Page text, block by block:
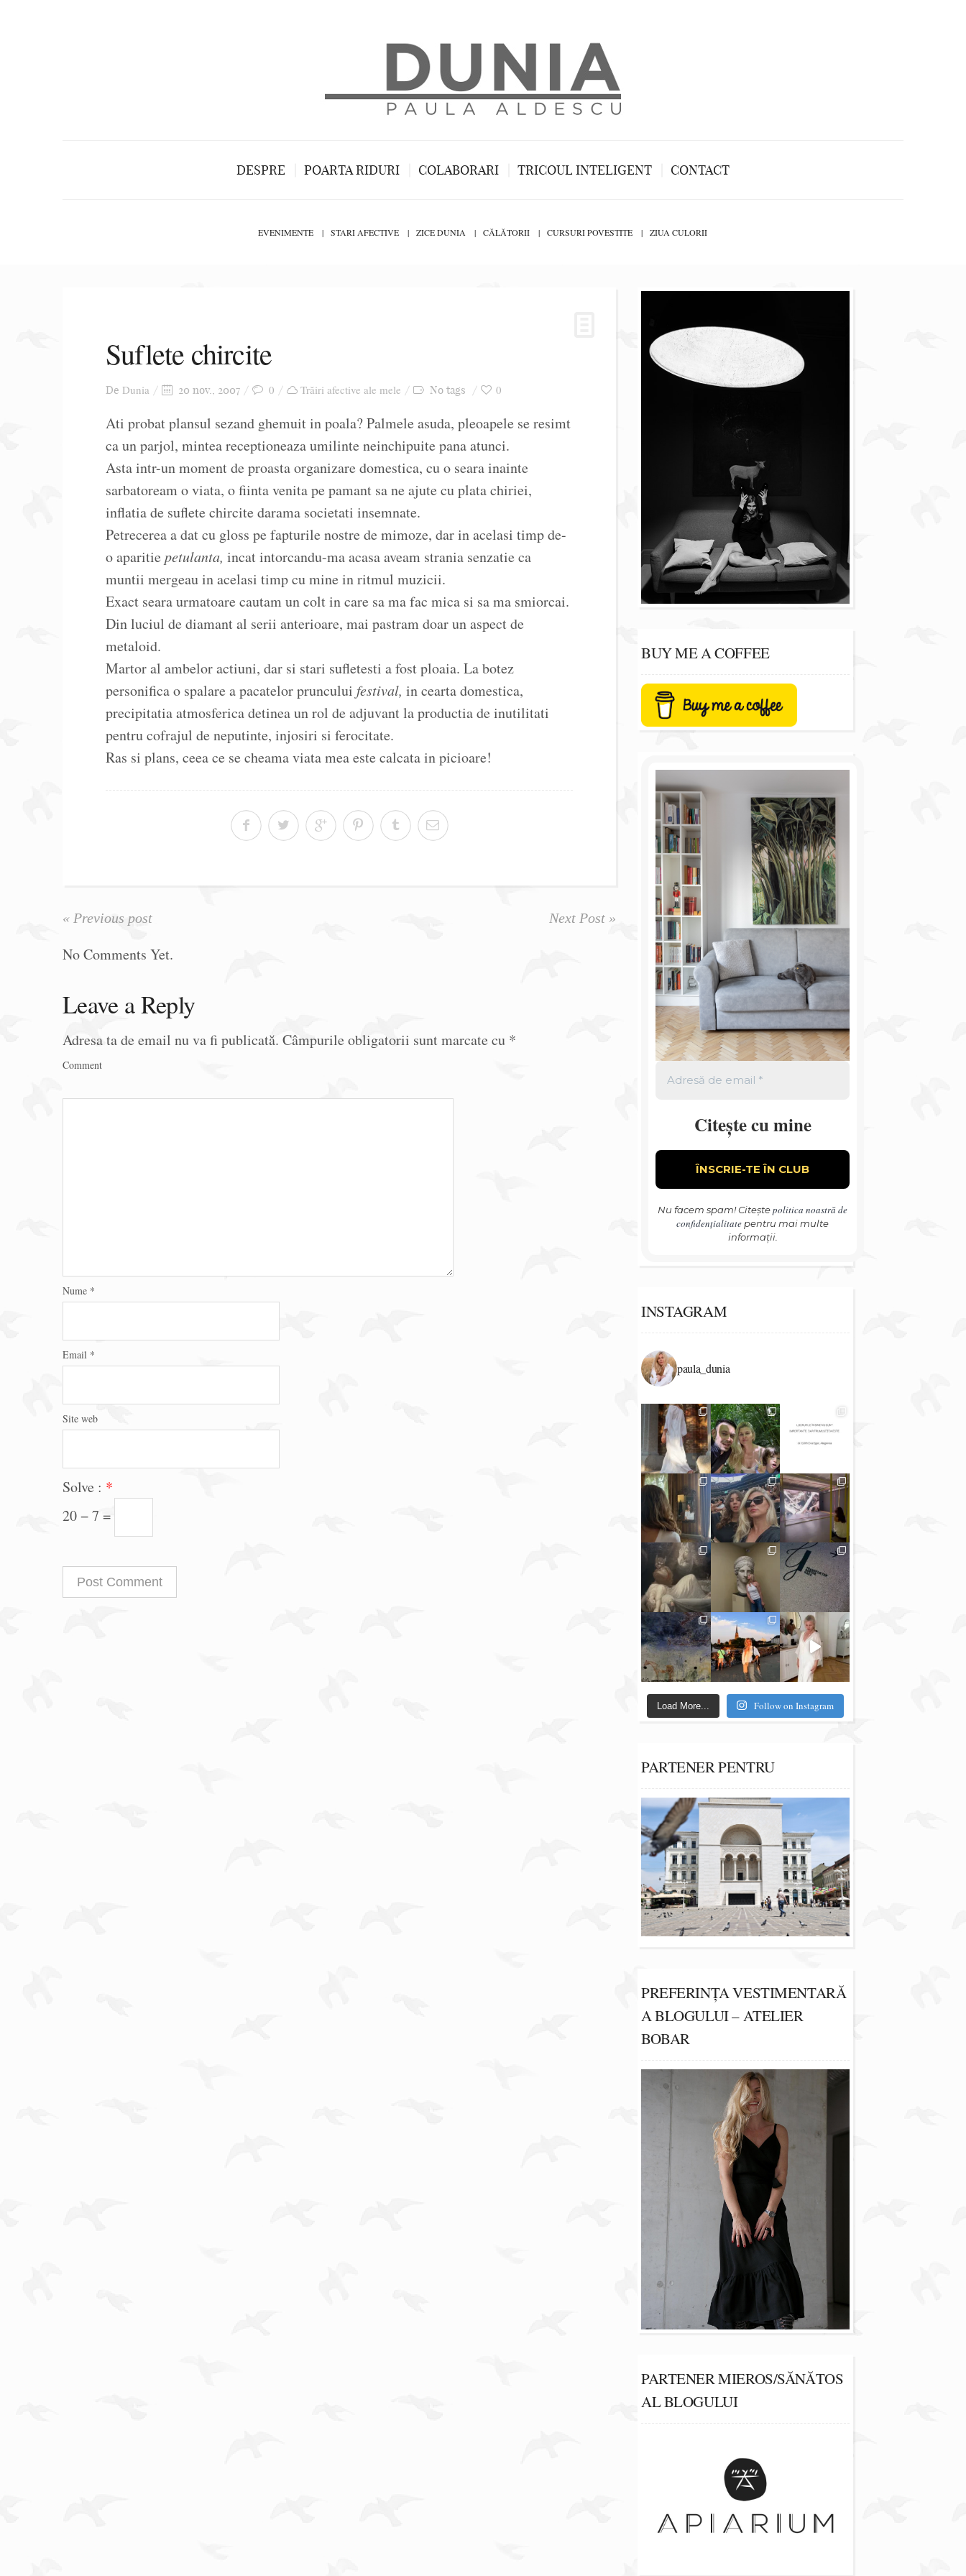
DESPRE POARTA RIDURI COLABORARI TRICOUL INTELIGENT CONTACT
EVENIMENTE STARI AFECTIVE ZICE DUNIA CĂLĂTORII CURSURI POVESTITE ZIUA CULORII
Suflete chircite
De Dunia 20 nov., 2007 0 Trăiri afective ale mele No tags 0
Ati probat plansul sezand ghemuit in poala? Palmele asuda, pleoapele se resimt
ca un parjol, mintea receptioneaza umilinte neinchipuite pana atunci.
Asta intr-un moment de proasta organizare domestica, cu o seara inainte
sarbatoream o viata, o fiinta venita pe pamant sa ne ajute cu plata chiriei,
inflatia de suflete chircite darama societati insemnate.
Petrecerea a dat cu gloss pe fapturile nostre de mimoze, dar in acelasi timp de-
o aparitie petulanta, incat intorcandu-ma acasa aveam strania senzatie ca
muntii mergeau in acelasi timp cu mine in ritmul muzicii.
Exact seara urmatoare cautam un colt in care sa ma fac mica si sa ma smiorcai.
Din luciul de diamant al serii anterioare, mai pastram doar un aspect de
metaloid.
Martor al ambelor actiuni, dar si stari sufletesti a fost ploaia. La botez
personifica o spalare a pacatelor pruncului festival, in cearta domestica,
precipitatia atmosferica detinea un rol de adjuvant la productia de inutilitati
pentru cofrajul de neputinte, injosiri si ferocitate.
Ras si plans, ceea ce se cheama viata mea este calcata in picioare!
« Previous post Next Post »
No Comments Yet.
Leave a Reply
Adresa ta de email nu va fi publicată. Câmpurile obligatorii sunt marcate cu *
Comment
Nume *
Email *
Site web
Solve : *
20 − 7 =
BUY ME A COFFEE
Citește cu mine
Nu facem spam! Citeștepolitica noastră de
confidențialitate pentru mai multe
informații.
INSTAGRAM
paula_dunia
Load More... Follow on Instagram
PARTENER PENTRU
PREFERINȚA VESTIMENTARĂ
A BLOGULUI – ATELIER
BOBAR
PARTENER MIEROS/SĂNĂTOS
AL BLOGULUI